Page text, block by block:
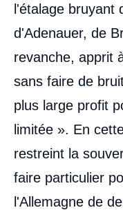
l'étalage bruyant
d'Adenauer, de
revanche, apprit
sans faire de
plus large profit
limitée ». En
restreint la
faire particulier
l'Allemagne de